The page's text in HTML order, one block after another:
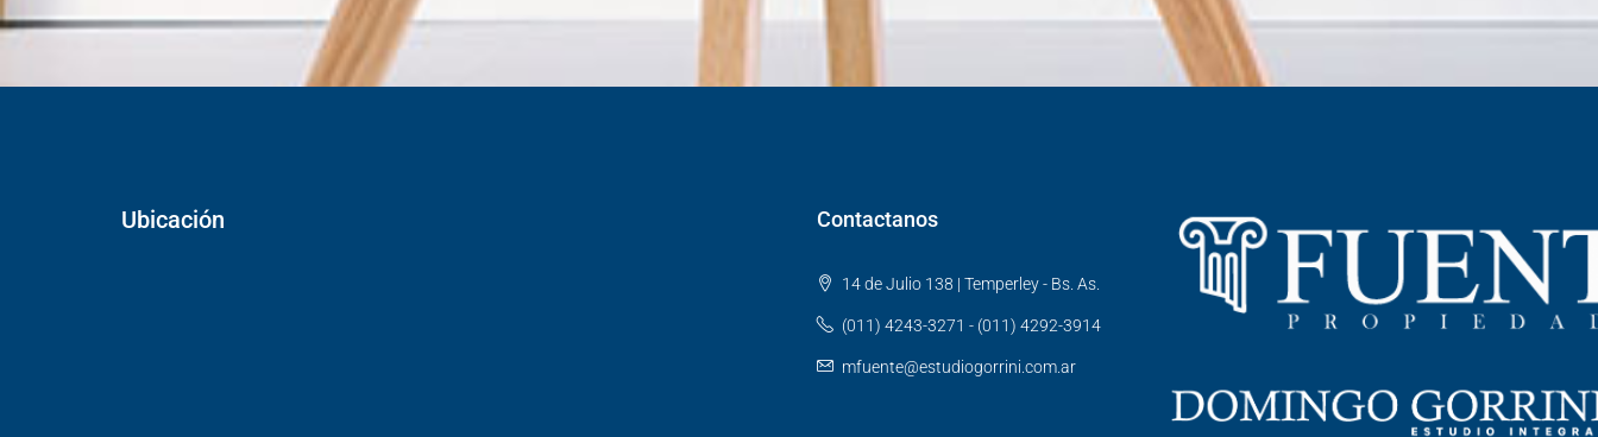
Ubicación Contactanos
14 de Julio 138 | Temperley - Bs. As.
(011) 4243-3271 - (011) 4292-3914
mfuente@estudiogorrini.com.ar